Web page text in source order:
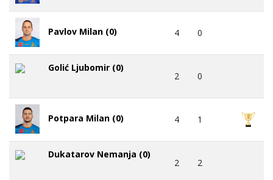
Pavlov Milan (0) 4 0
Golić Ljubomir (0)
2 0
Potpara Milan (0) 4 1
Dukatarov Nemanja (0)
2 2